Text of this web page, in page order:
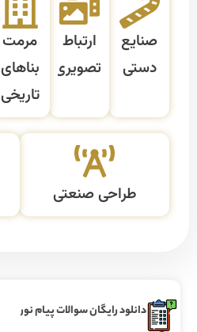
صنایع
دستی
ارتباط
تصویری
مرمت
بناهای
تاریخی
طراحی صنعتی
دانلود رایگان سوالات پیام نور